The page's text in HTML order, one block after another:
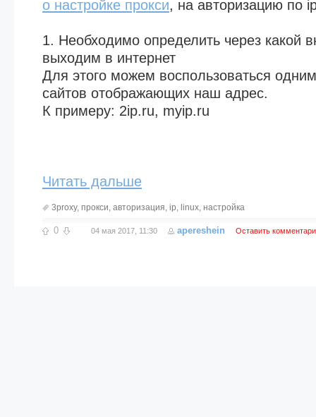
о настройке прокси, на авторизацию по
1. Необходимо определить через какой
выходим в интернет
Для этого можем воспользоваться
сайтов отображающих наш адрес.
К примеру: 2ip.ru, myip.ru
Читать дальше
3proxy, прокси, авторизация, ip, linux, настройка
0 04 мая 2017, 11:30 apereshein Оставить